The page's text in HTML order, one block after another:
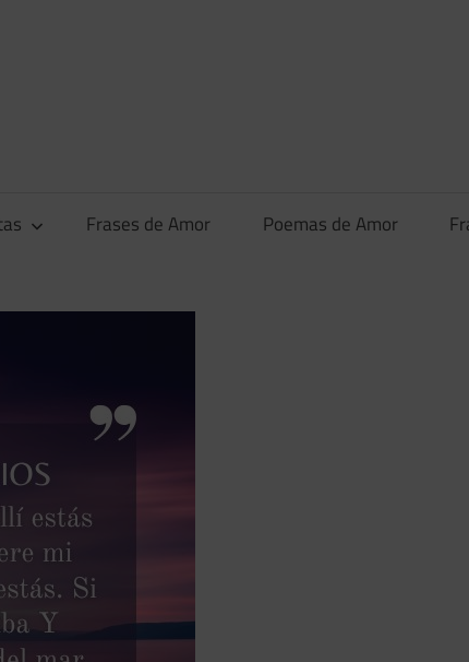
Frases de Amor Poemas de Amor